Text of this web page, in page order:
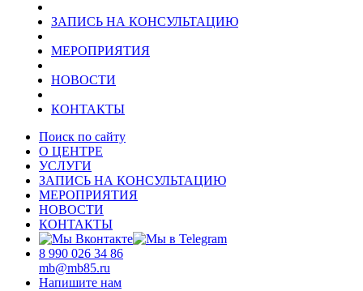
ЗАПИСЬ НА КОНСУЛЬТАЦИЮ
МЕРОПРИЯТИЯ
НОВОСТИ
КОНТАКТЫ
Поиск по сайту
О ЦЕНТРЕ
УСЛУГИ
ЗАПИСЬ НА КОНСУЛЬТАЦИЮ
МЕРОПРИЯТИЯ
НОВОСТИ
КОНТАКТЫ
8 990 026 34 86
mb@mb85.ru
Напишите нам